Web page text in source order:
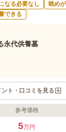
なる必要なし
眺め
できる
永代供養墓
ント・口コミを見る
「阿字のふる里」は金
参考価格
5万円